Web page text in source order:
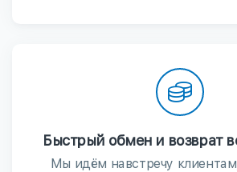
Быстрый обмен и возврат
Мы идём навстречу